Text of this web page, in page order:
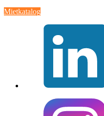
Mietkatalog